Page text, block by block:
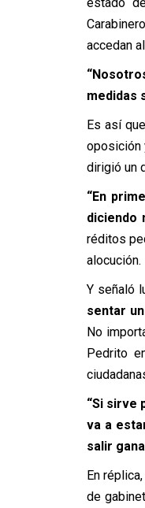
accedan
medidas
Es así
oposición
dirigió un
“En
diciendo
réditos
alocución.
Y señaló
sentar
No
Pedrito
“Si sirve
va a
salir
En
de